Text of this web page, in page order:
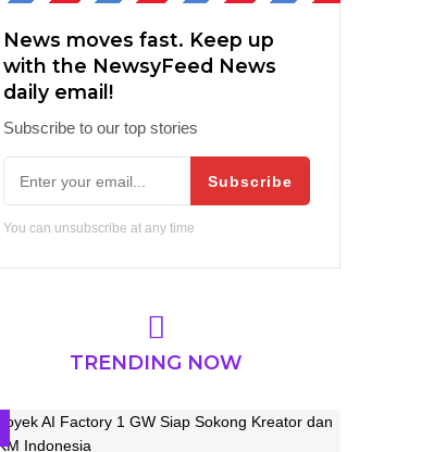
News moves fast. Keep up
with the NewsyFeed News
daily email!
Subscribe to our top stories
Subscribe
You can unsubscribe at any time
TRENDING NOW